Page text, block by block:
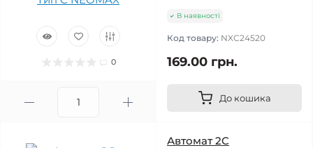
0
В наявності
Код товару: NXC24520
169.00 грн.
До кошика
Автомат 2C